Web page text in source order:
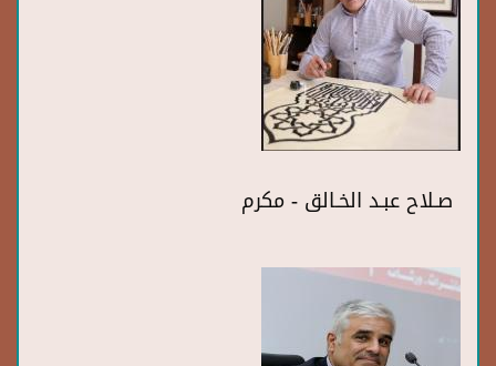
صـلاح عبـد الخـالق - مكرم